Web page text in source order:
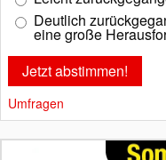
Deutlich
eine große
Umfragen